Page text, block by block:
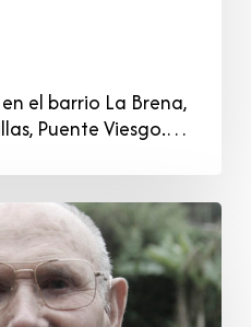
el barrio La Brena,
Puente Viesgo.…